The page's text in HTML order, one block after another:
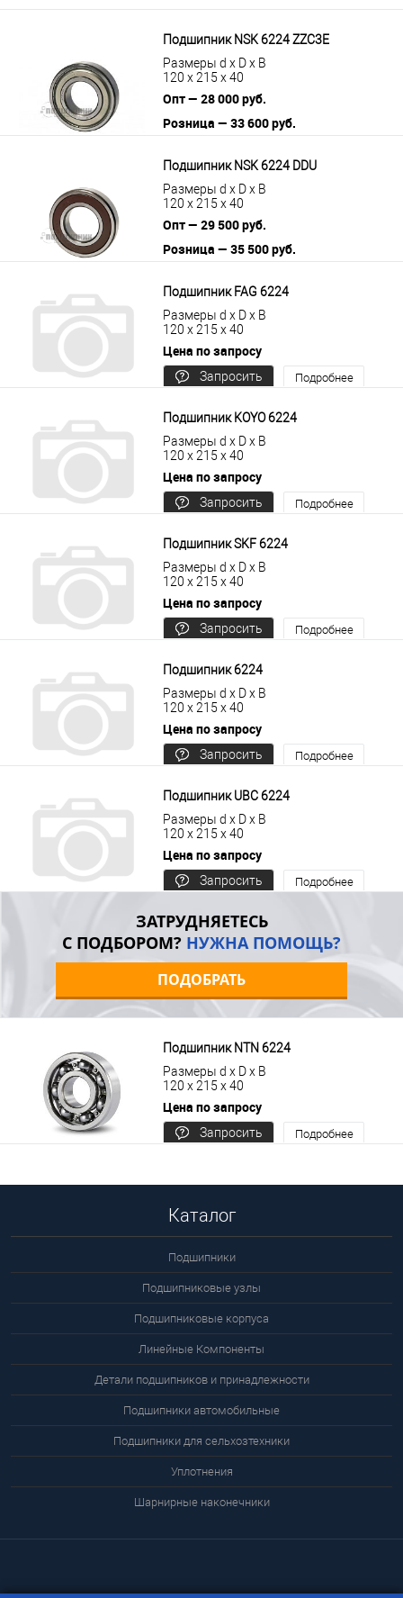
Подшипник NSK 6224 ZZC3E
Размеры d x D x B
120 x 215 x 40
Опт — 28 000 руб.
Розница — 33 600 руб.
Подшипник NSK 6224 DDU
Размеры d x D x B
120 x 215 x 40
Опт — 29 500 руб.
Розница — 35 500 руб.
Подшипник FAG 6224
Размеры d x D x B
120 x 215 x 40
Цена по запросу
Запросить
Подробнее
Подшипник KOYO 6224
Размеры d x D x B
120 x 215 x 40
Цена по запросу
Запросить
Подробнее
Подшипник SKF 6224
Размеры d x D x B
120 x 215 x 40
Цена по запросу
Запросить
Подробнее
Подшипник 6224
Размеры d x D x B
120 x 215 x 40
Цена по запросу
Запросить
Подробнее
Подшипник UBC 6224
Размеры d x D x B
120 x 215 x 40
Цена по запросу
Запросить
Подробнее
ЗАТРУДНЯЕТЕСЬ
С ПОДБОРОМ? НУЖНА ПОМОЩЬ?
ПОДОБРАТЬ
Подшипник NTN 6224
Размеры d x D x B
120 x 215 x 40
Цена по запросу
Запросить
Подробнее
Каталог
Подшипники
Подшипниковые узлы
Подшипниковые корпуса
Линейные Компоненты
Детали подшипников и принадлежности
Подшипники автомобильные
Подшипники для сельхозтехники
Уплотнения
Шарнирные наконечники